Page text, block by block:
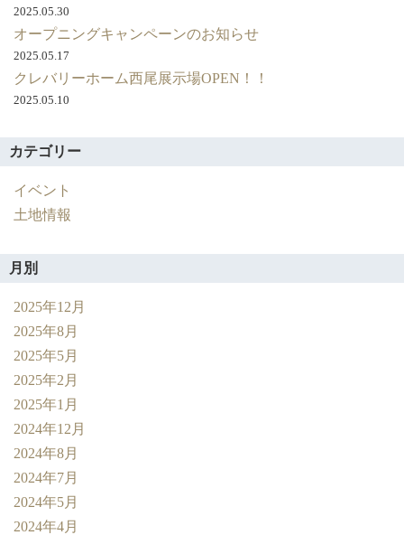
2025.05.30
オープニングキャンペーンのお知らせ
2025.05.17
クレバリーホーム西尾展示場OPEN！！
2025.05.10
カテゴリー
イベント
土地情報
月別
2025年12月
2025年8月
2025年5月
2025年2月
2025年1月
2024年12月
2024年8月
2024年7月
2024年5月
2024年4月